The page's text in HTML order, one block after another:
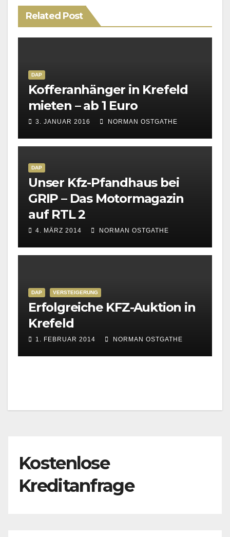
Related Post
DAP
Kofferanhänger in Krefeld
mieten – ab 1 Euro
3. JANUAR 2016 NORMAN OSTGATHE
DAP
Unser Kfz-Pfandhaus bei
GRIP – Das Motormagazin
auf RTL 2
4. MÄRZ 2014 NORMAN OSTGATHE
DAP VERSTEIGERUNG
Erfolgreiche KFZ-Auktion in
Krefeld
1. FEBRUAR 2014 NORMAN OSTGATHE
Kostenlose
Kreditanfrage